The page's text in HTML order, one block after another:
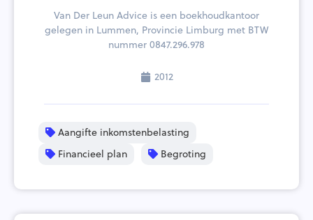
Van Der Leun Advice is een boekhoudkantoor
gelegen in Lummen, Provincie Limburg met BTW
nummer 0847.296.978
2012
Aangifte inkomstenbelasting
Financieel plan
Begroting